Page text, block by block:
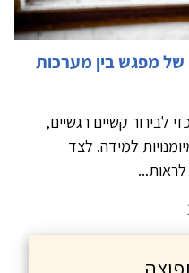
של מפגש בין מערכות
לבירור קשיים רגשיים,
למידה. לצד